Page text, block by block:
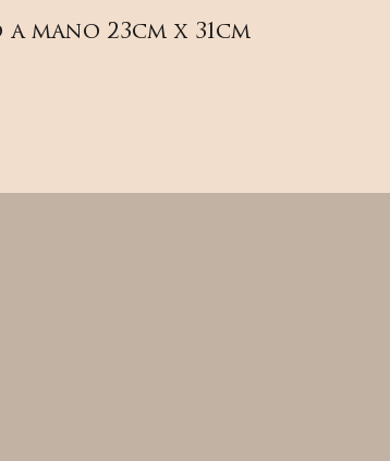
mano 23cm x 31cm